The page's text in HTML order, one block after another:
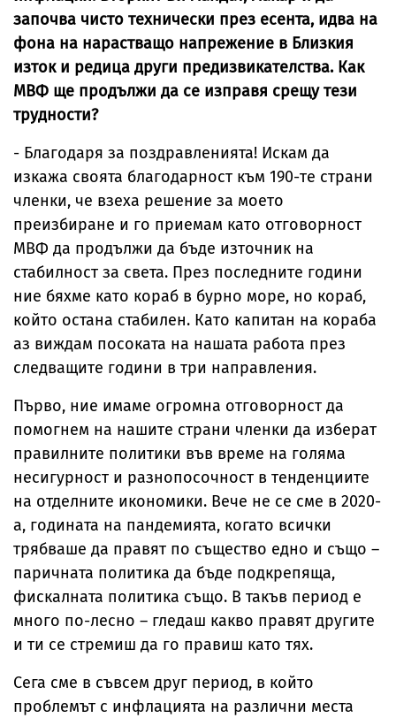
започва чисто технически през есента, идва на
фона на нарастващо напрежение в Близкия
изток и редица други предизвикателства. Как
МВФ ще продължи да се изправя срещу тези
трудности?
- Благодаря за поздравленията! Искам да
изкажа своята благодарност към 190-те страни
членки, че взеха решение за моето
преизбиране и го приемам като отговорност
МВФ да продължи да бъде източник на
стабилност за света. През последните години
ние бяхме като кораб в бурно море, но кораб,
който остана стабилен. Като капитан на кораба
аз виждам посоката на нашата работа през
следващите години в три направления.
Първо, ние имаме огромна отговорност да
помогнем на нашите страни членки да изберат
правилните политики във време на голяма
несигурност и разнопосочност в тенденциите
на отделните икономики. Вече не се сме в 2020-
а, годината на пандемията, когато всички
трябваше да правят по същество едно и също –
паричната политика да бъде подкрепяща,
фискалната политика също. В такъв период е
много по-лесно – гледаш какво правят другите
и ти се стремиш да го правиш като тях.
Сега сме в съвсем друг период, в който
проблемът с инфлацията на различни места